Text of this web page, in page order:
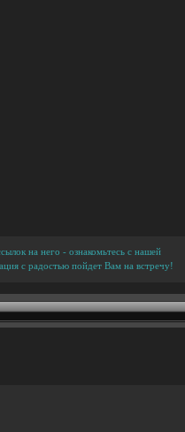
на него - ознакомьтесь с нашей
с радостью пойдет Вам на встречу!